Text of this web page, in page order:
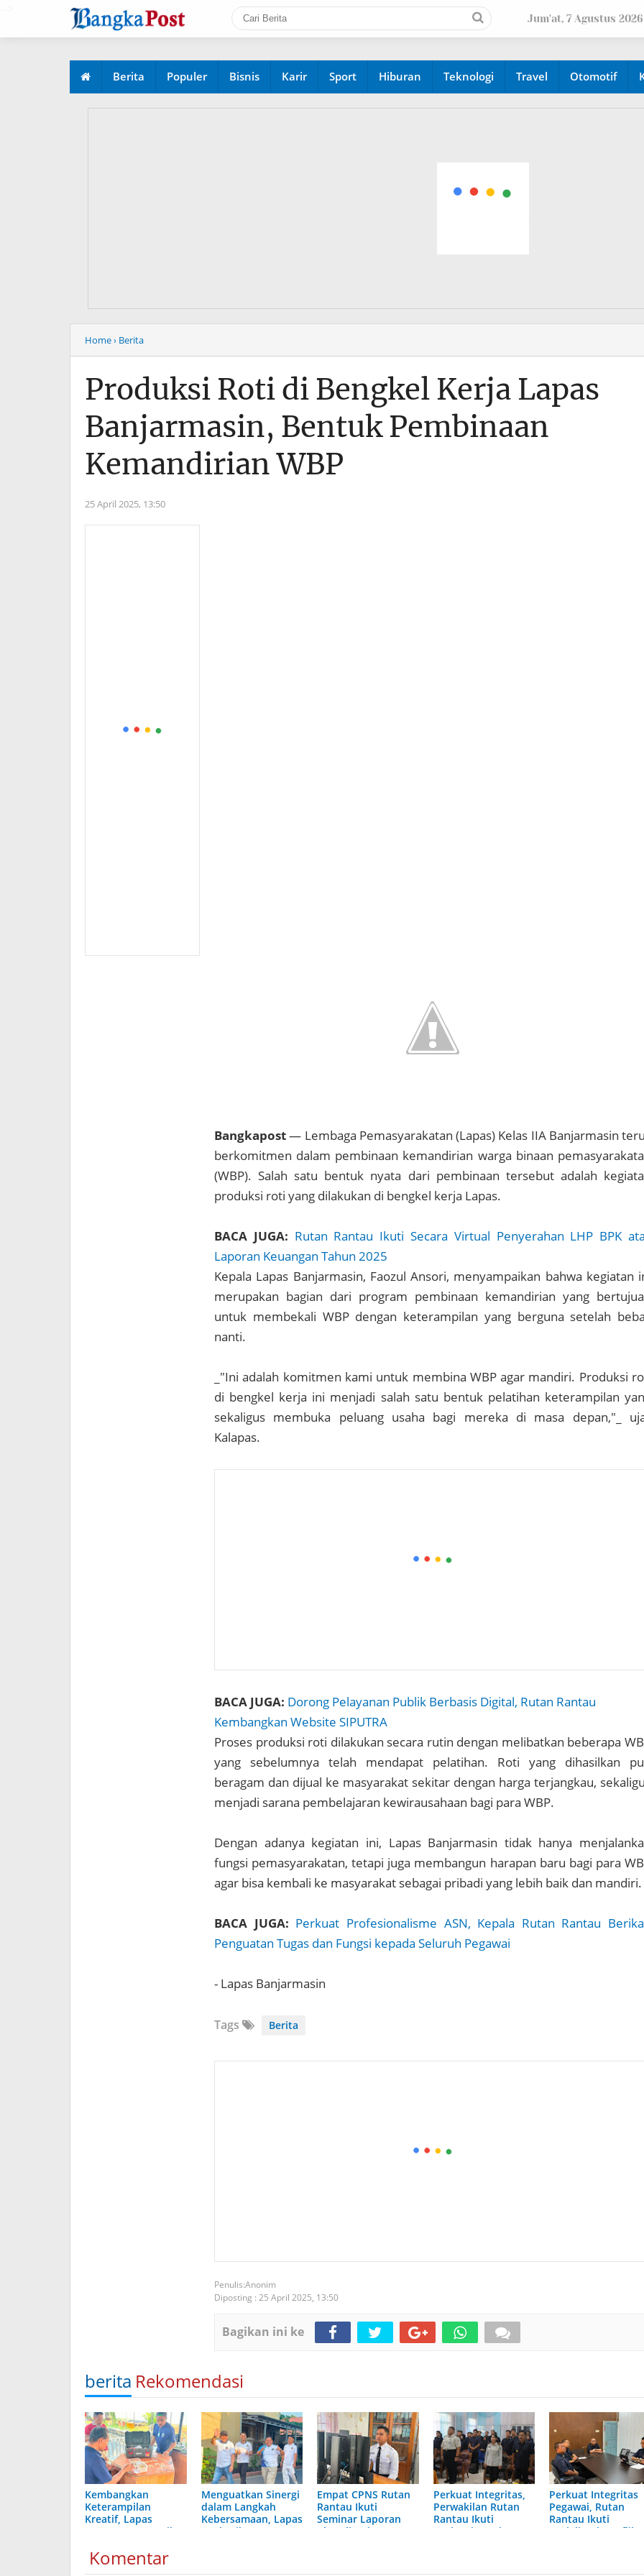
Jum'at, 7 Agustus 2026
Berita Populer Bisnis Karir Sport Hiburan Teknologi Travel Otomotif
Home› Berita
Produksi Roti di Bengkel Kerja Lapas
Banjarmasin, Bentuk Pembinaan
Kemandirian WBP
25 April 2025, 13:50
Bangkapost— Lembaga Pemasyarakatan (Lapas) Kelas IIA Banjarmasin
berkomitmen dalam pembinaan kemandirian warga binaan
(WBP). Salah satu bentuk nyata dari pembinaan tersebut adalah
produksi roti yang dilakukan di bengkel kerja Lapas.
BACA JUGA: Rutan Rantau Ikuti Secara Virtual Penyerahan LHP BPK
Laporan Keuangan Tahun 2025
Kepala Lapas Banjarmasin, Faozul Ansori, menyampaikan bahwa kegiatan
merupakan bagian dari program pembinaan kemandirian yang
untuk membekali WBP dengan keterampilan yang berguna setelah
nanti.
_"Ini adalah komitmen kami untuk membina WBP agar mandiri. Produksi
di bengkel kerja ini menjadi salah satu bentuk pelatihan keterampilan
sekaligus membuka peluang usaha bagi mereka di masa depan,"_
Kalapas.
BACA JUGA: Dorong Pelayanan Publik Berbasis Digital, Rutan Rantau
Kembangkan Website SIPUTRA
Proses produksi roti dilakukan secara rutin dengan melibatkan beberapa
yang sebelumnya telah mendapat pelatihan. Roti yang dihasilkan
beragam dan dijual ke masyarakat sekitar dengan harga terjangkau,
menjadi sarana pembelajaran kewirausahaan bagi para WBP.
Dengan adanya kegiatan ini, Lapas Banjarmasin tidak hanya
fungsi pemasyarakatan, tetapi juga membangun harapan baru bagi para
agar bisa kembali ke masyarakat sebagai pribadi yang lebih baik dan mandiri.
BACA JUGA: Perkuat Profesionalisme ASN, Kepala Rutan Rantau
Penguatan Tugas dan Fungsi kepada Seluruh Pegawai
- Lapas Banjarmasin
Tags Berita
Anonim
Diposting : 25 April 2025, 13:50
Bagikan ini ke
berita Rekomendasi
Kembangkan
Keterampilan
Kreatif, Lapas
Karang Intan Latih
Kerajinan Bambu
Menguatkan Sinergi
dalam Langkah
Kebersamaan, Lapas
Narkotika Karang
Empat CPNS Rutan
Rantau Ikuti
Seminar Laporan
Aktualisasi Latsar
Perkuat Integritas,
Perwakilan Rutan
Rantau Ikuti
Evaluasi Caraka
Perkuat Integritas
Pegawai, Rutan
Rantau Ikuti
Sosialisasi Konflik
Komentar